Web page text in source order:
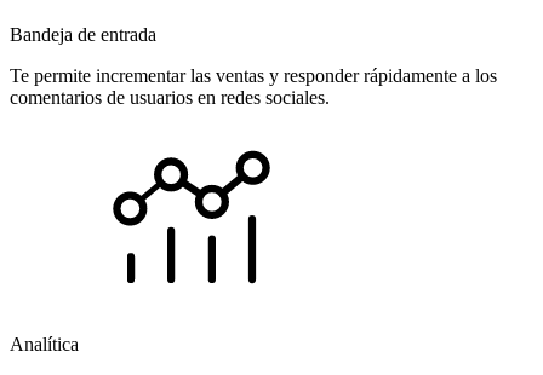
Bandeja de entrada
Te permite incrementar las ventas y responder rápidamente a los
comentarios de usuarios en redes sociales.
Analítica